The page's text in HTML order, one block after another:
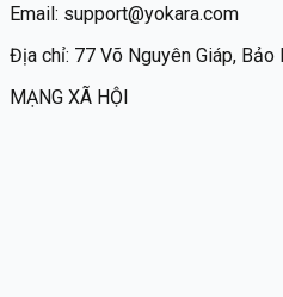
Email: support@yokara.com
Địa chỉ: 77 Võ Nguyên Giáp,
MẠNG XÃ HỘI